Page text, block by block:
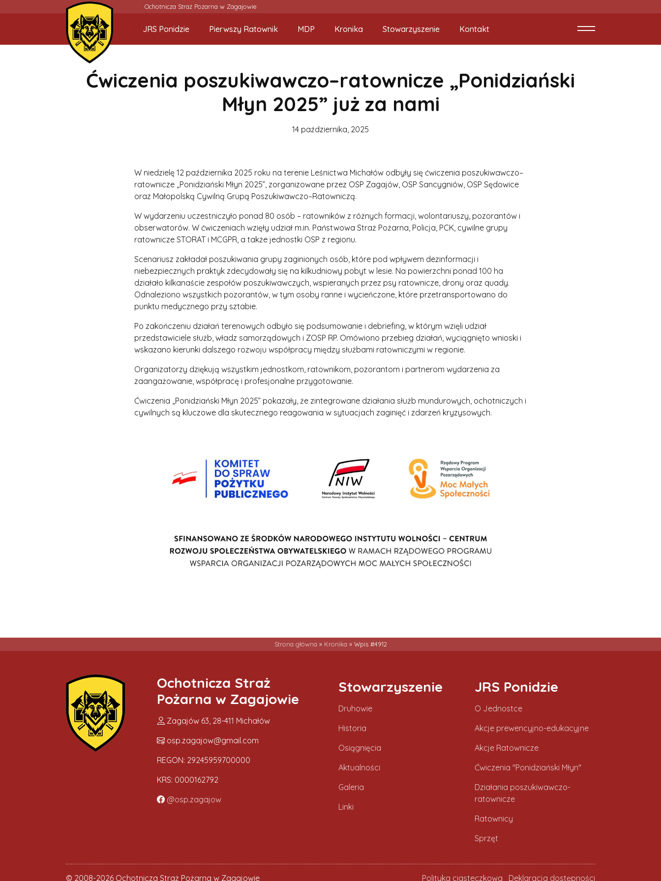
Ochotnicza Straż Pożarna w Zagajowie
JRS Ponidzie Pierwszy Ratownik MDP Kronika Stowarzyszenie Kontakt
Ćwiczenia poszukiwawczo–ratownicze „Ponidziański
Młyn 2025” już za nami
14 października, 2025
W niedzielę 12 października 2025 roku na terenie Leśnictwa Michałów odbyły się ćwiczenia poszukiwawczo–
ratownicze „Ponidziański Młyn 2025”, zorganizowane przez OSP Zagajów, OSP Sancygniów, OSP Sędowice
oraz Małopolską Cywilną Grupą Poszukiwawczo–Ratowniczą.
W wydarzeniu uczestniczyło ponad 80 osób – ratowników z różnych formacji, wolontariuszy, pozorantów i
obserwatorów. W ćwiczeniach wzięły udział m.in. Państwowa Straż Pożarna, Policja, PCK, cywilne grupy
ratownicze STORAT i MCGPR, a także jednostki OSP z regionu.
Scenariusz zakładał poszukiwania grupy zaginionych osób, które pod wpływem dezinformacji i
niebezpiecznych praktyk zdecydowały się na kilkudniowy pobyt w lesie. Na powierzchni ponad 100 ha
działało kilkanaście zespołów poszukiwawczych, wspieranych przez psy ratownicze, drony oraz quady.
Odnaleziono wszystkich pozorantów, w tym osoby ranne i wycieńczone, które przetransportowano do
punktu medycznego przy sztabie.
Po zakończeniu działań terenowych odbyło się podsumowanie i debriefing, w którym wzięli udział
przedstawiciele służb, władz samorządowych i ZOSP RP. Omówiono przebieg działań, wyciągnięto wnioski i
wskazano kierunki dalszego rozwoju współpracy między służbami ratowniczymi w regionie.
Organizatorzy dziękują wszystkim jednostkom, ratownikom, pozorantom i partnerom wydarzenia za
zaangażowanie, współpracę i profesjonalne przygotowanie.
Ćwiczenia „Ponidziański Młyn 2025” pokazały, że zintegrowane działania służb mundurowych, ochotniczych i
cywilnych są kluczowe dla skutecznego reagowania w sytuacjach zaginięć i zdarzeń kryzysowych.
Strona główna » Kronika » Wpis #4912
Ochotnicza Straż
Pożarna w Zagajowie
Zagajów 63, 28-411 Michałów
osp.zagajow@gmail.com
REGON: 29245959700000
KRS: 0000162792
@osp.zagajow
Stowarzyszenie
Druhowie
Historia
Osiągnięcia
Aktualności
Galeria
Linki
JRS Ponidzie
O Jednostce
Akcje prewencyjno-edukacyjne
Akcje Ratownicze
Ćwiczenia "Ponidziański Młyn"
Działania poszukiwawczo-
ratownicze
Ratownicy
Sprzęt
© 2008-2026 Ochotnicza Straż Pożarna w Zagajowie Polityka ciasteczkowa Deklaracja dostępności